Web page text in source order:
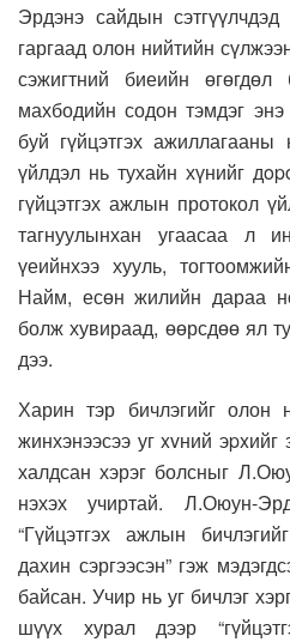
Эрдэнэ сайдын
гаргаад олон нийтийн
сэжигтний биеийн
махбодийн содон тэмдэг
буй гүйцэтгэх ажиллагааны
үйлдэл нь тухайн хүнийг
гүйцэтгэх ажлын протокол
тагнуулынхан угаасаа л
үеийнхээ хууль,
Найм, есөн жилийн дараа
болж хувираад, өөрсдөө ял
дээ.
Харин тэр бичлэгийг олон
жинхэнээсээ уг xvний
халдсан хэрэг болсныг
нэхэх учиртай. Л.Оюун-
“Гүйцэтгэх ажлын
дахин сэргээсэн” гэж
байсан. Учир нь уг бичлэг
шүүх хурал дээр